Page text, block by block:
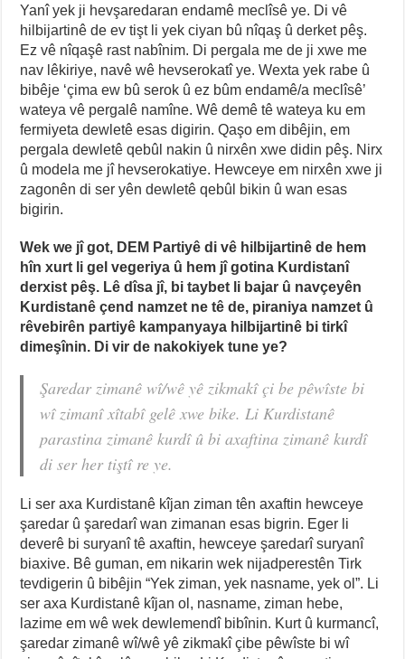
Yanî yek ji hevşaredaran endamê meclîsê ye. Di vê
hilbijartinê de ev tişt li yek ciyan bû nîqaş û derket pêş.
Ez vê nîqaşê rast nabînim. Di pergala me de ji xwe me
nav lêkiriye, navê wê hevserokatî ye. Wexta yek rabe û
bibêje ‘çima ew bû serok û ez bûm endamê/a meclîsê’
wateya vê pergalê namîne. Wê demê tê wateya ku em
fermiyeta dewletê esas digirin. Qaşo em dibêjin, em
pergala dewletê qebûl nakin û nirxên xwe didin pêş. Nirx
û modela me jî hevserokatiye. Hewceye em nirxên xwe ji
zagonên di ser yên dewletê qebûl bikin û wan esas
bigirin.
Wek we jî got, DEM Partiyê di vê hilbijartinê de hem
hîn xurt li gel vegeriya û hem jî gotina Kurdistanî
derxist pêş. Lê dîsa jî, bi taybet li bajar û navçeyên
Kurdistanê çend namzet ne tê de, piraniya namzet û
rêvebirên partiyê kampanyaya hilbijartinê bi tirkî
dimeşînin. Di vir de nakokiyek tune ye?
Şaredar zimanê wî/wê yê zikmakî çi be pêwîste bi
wî zimanî xîtabî gelê xwe bike. Li Kurdistanê
parastina zimanê kurdî û bi axaftina zimanê kurdî
di ser her tiştî re ye.
Li ser axa Kurdistanê kîjan ziman tên axaftin hewceye
şaredar û şaredarî wan zimanan esas bigrin. Eger li
deverê bi suryanî tê axaftin, hewceye şaredarî suryanî
biaxive. Bê guman, em nikarin wek nijadperestên Tirk
tevdigerin û bibêjin “Yek ziman, yek nasname, yek ol”. Li
ser axa Kurdistanê kîjan ol, nasname, ziman hebe,
lazime em wê wek dewlemendî bibînin. Kurt û kurmancî,
şaredar zimanê wî/wê yê zikmakî çibe pêwîste bi wî